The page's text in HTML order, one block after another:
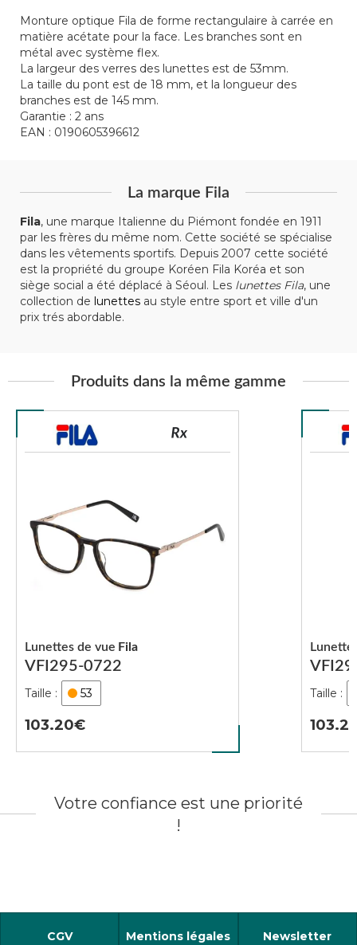
Monture optique Fila de forme rectangulaire à carrée en
matière acétate pour la face. Les branches sont en
métal avec système flex.
La largeur des verres des lunettes est de 53mm.
La taille du pont est de 18 mm, et la longueur des
branches est de 145 mm.
Garantie : 2 ans
EAN : 0190605396612
La marque Fila
Fila, une marque Italienne du Piémont fondée en 1911
par les frères du même nom. Cette société se spécialise
dans les vêtements sportifs. Depuis 2007 cette société
est la propriété du groupe Koréen Fila Koréa et son
siège social a été déplacé à Séoul. Les lunettes Fila, une
collection de lunettes au style entre sport et ville d'un
prix trés abordable.
Produits dans la même gamme
VFI295-0722
Lunettes de vue Fila
53
103.20
Votre confiance est une priorité
!
CGV Mentions légales Newsletter